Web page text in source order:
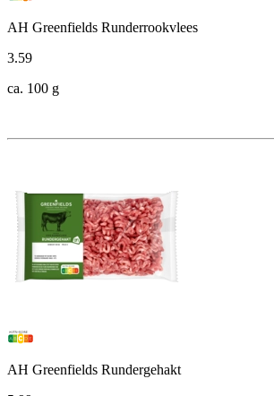
AH Greenfields Runderrookvlees
3.59
ca. 100 g
AH Greenfields Rundergehakt